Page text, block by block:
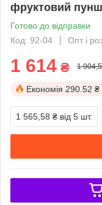
фруктовий пунш
Готово до відправки
Код: 92-04
Опт і
1 614 ₴ 1
Економія 290.52 ₴
1 565,58 ₴ від 5 шт.